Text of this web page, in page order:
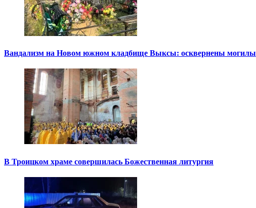
Вандализм на Новом южном кладбище Выксы: осквернены могилы
В Троицком храме совершилась Божественная литургия